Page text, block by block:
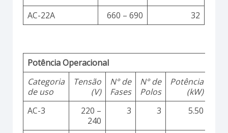
AC-22A
660 – 690 32
Potência Operacional
Categoria
de uso
Tensão
(V)
N° de
Fases
N° de
Polos
Potência
(kW)
AC-3
220 –
240
3 3 5.50